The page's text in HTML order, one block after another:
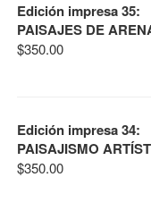
Edición impresa 35:
PAISAJES DE
$350.00
Edición impresa 34:
PAISAJISMO
$350.00